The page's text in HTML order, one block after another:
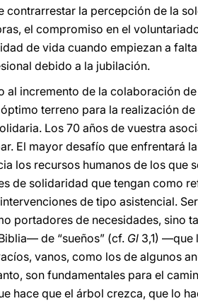
contrarrestar la percepción de la
el compromiso en el
de vida cuando empiezan a
debido a la jubilación.
al incremento de la colaboración
terreno para la realización
Los 70 años de vuestra
El mayor desafío que enfrentará
los recursos humanos de los que
de solidaridad que tengan como
de tipo asistencial.
portadores de necesidades, sino
de “sueños” (cf. Gl 3,1) ―que
vanos, como los de algunos
son fundamentales para el
hace que el árbol crezca, que lo